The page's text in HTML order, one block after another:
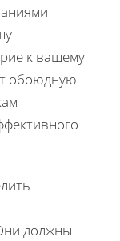
к вашему
обоюдную
должны